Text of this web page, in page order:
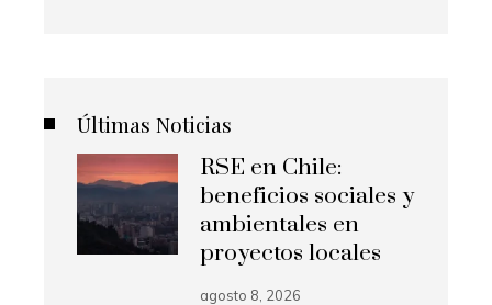
Últimas Noticias
RSE en Chile:
beneficios sociales y
ambientales en
proyectos locales
agosto 8, 2026